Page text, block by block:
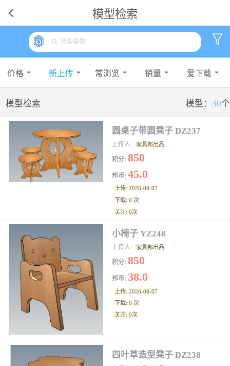
模型检索
价格 新上传 常浏览 销量 爱下载
模型检索 模型： 30个
圆桌子带圆凳子 DZ237
上传人: 家具邦出品
积分:850
邦币:45.0
上传: 2026-08-07
下载: 0 次
关注: 0次
小椅子 YZ248
上传人: 家具邦出品
积分:850
邦币: 38.0
上传: 2026-08-07
下载: 0 次
关注: 0次
四叶草造型凳子 DZ238